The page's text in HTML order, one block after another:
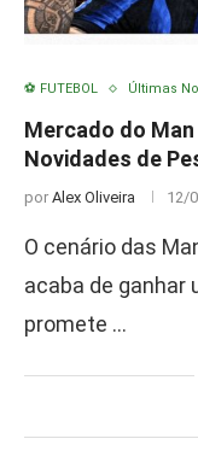
⚽ FUTEBOL Últimas
Mercado do
Novidades de
por Alex Oliveira 12/
O cenário das
acaba de ganhar
promete …